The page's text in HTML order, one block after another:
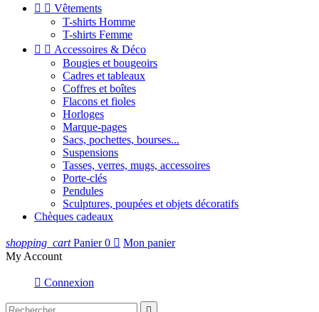
  Vêtements
T-shirts Homme
T-shirts Femme
  Accessoires & Déco
Bougies et bougeoirs
Cadres et tableaux
Coffres et boîtes
Flacons et fioles
Horloges
Marque-pages
Sacs, pochettes, bourses...
Suspensions
Tasses, verres, mugs, accessoires
Porte-clés
Pendules
Sculptures, poupées et objets décoratifs
Chèques cadeaux
shopping_cart Panier 0  Mon panier
My Account
 Connexion